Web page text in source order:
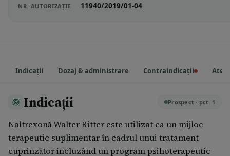
NR. AUTORIZAȚIE 11940/2019/01-04
Indicații Dozaj & administrare Contraindicații
Indicații Prospect · pct. 1
Naltrexonă Walter Ritter este utilizat ca un mijloc
terapeutic suplimentar în cadrul unui tratament
cuprinzător incluzând un program psihoterapeutic